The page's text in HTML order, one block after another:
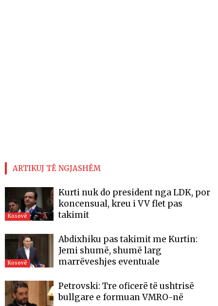
ARTIKUJ TË NGJASHËM
Kosovë
Kurti nuk do president nga LDK, por
koncensual, kreu i VV flet pas
takimit
Kosovë
Abdixhiku pas takimit me Kurtin:
Jemi shumë, shumë larg
marrëveshjes eventuale
Petrovski: Tre oficerë të ushtrisë
bullgare e formuan VMRO-në